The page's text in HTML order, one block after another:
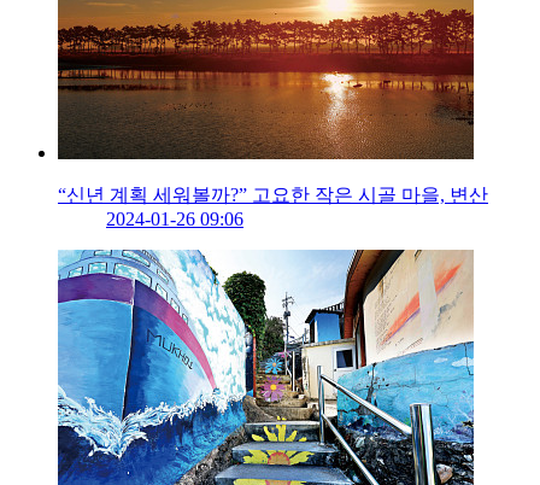
“신년 계획 세워볼까?” 고요한 작은 시골 마을, 변산
2024-01-26 09:06